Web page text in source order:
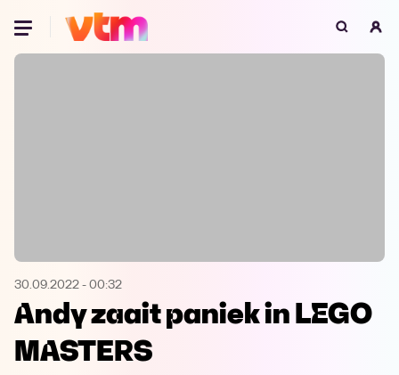
Oeps, browser niet ondersteund
Microsoft Edge Download
Opera
30.09.2022 - 00:32
Andy zaait paniek in LEGO
MASTERS